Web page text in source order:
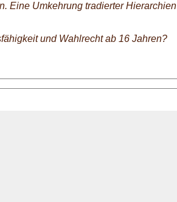
Eine Umkehrung tradierter Hierarchien
und Wahlrecht ab 16 Jahren?